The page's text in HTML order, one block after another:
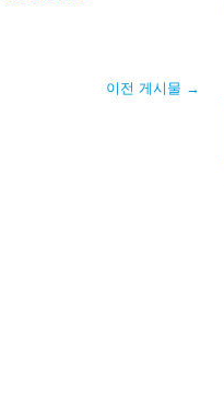
이전 게시물 →